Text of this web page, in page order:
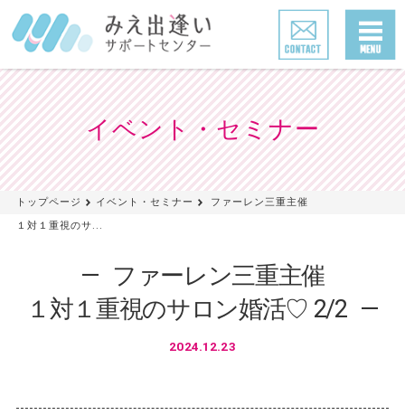
イベント・セミナー
トップページ イベント・セミナー
ファーレン三重主催
１対１重視のサ...
ファーレン三重主催
１対１重視のサロン婚活♡ 2/2
2024.12.23